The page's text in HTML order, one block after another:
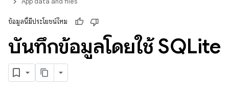
ข้อมูลนี้มีประโยชน์ไหม
บันทึกข้อมูลโดยใช้ SQLite